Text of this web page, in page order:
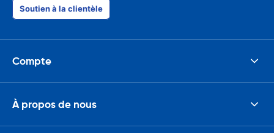
Soutien à la clientèle
Compte
À propos de nous